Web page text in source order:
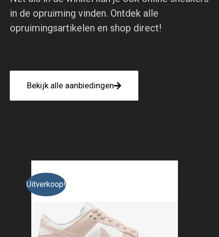
in de opruiming vinden. Ontdek alle
opruimingsartikelen en shop direct!
Bekijk alle aanbiedingen
Uitverkoop!